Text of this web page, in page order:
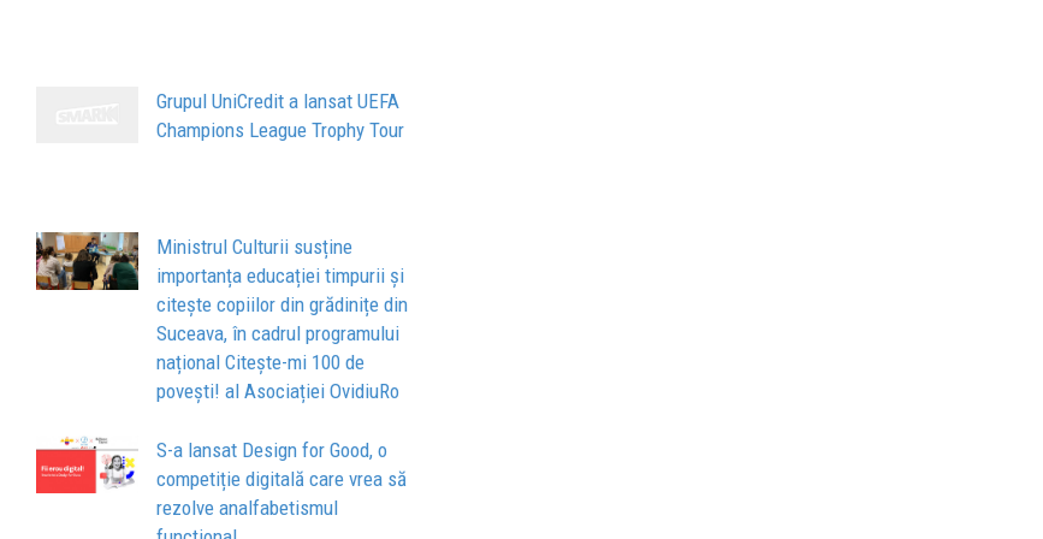
Grupul UniCredit a lansat UEFA
Champions League Trophy Tour
Ministrul Culturii susține
importanța educației timpurii și
citește copiilor din grădinițe din
Suceava, în cadrul programului
național Citește-mi 100 de
povești! al Asociației OvidiuRo
S-a lansat Design for Good, o
competiție digitală care vrea să
rezolve analfabetismul